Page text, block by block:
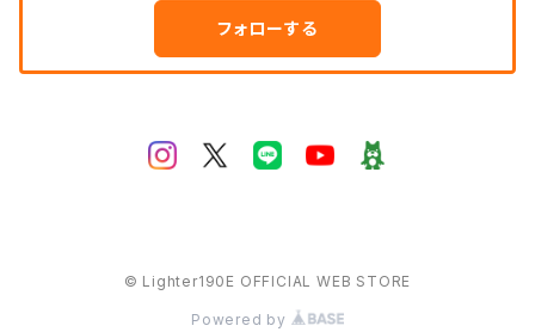
フォローする
© Lighter190E OFFICIAL WEB STORE
Powered by